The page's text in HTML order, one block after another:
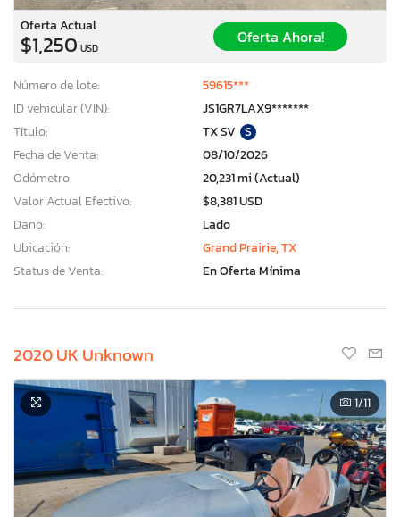
Oferta Actual
$1,250 USD
Oferta Ahora!
Número de lote:
59615***
ID vehicular (VIN):
JS1GR7LAX9*******
Título:
TX SV S
Fecha de Venta:
08/10/2026
Odómetro:
20,231 mi (Actual)
Valor Actual Efectivo:
$8,381 USD
Daño:
Lado
Ubicación:
Grand Prairie, TX
Status de Venta:
En Oferta Mínima
2020 UK Unknown
1/11